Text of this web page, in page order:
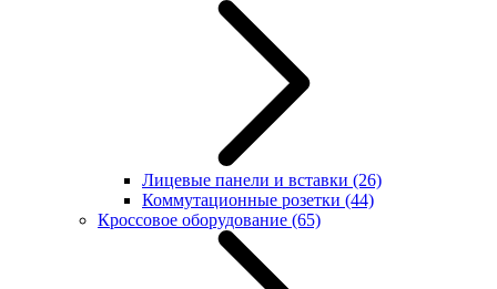
Лицевые панели и вставки (26)
Коммутационные розетки (44)
Кроссовое оборудование (65)